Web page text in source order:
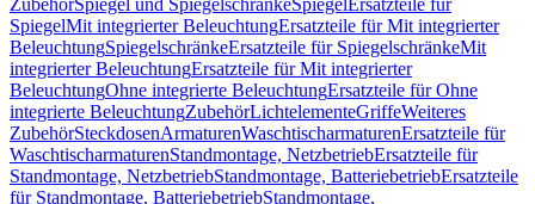
ZubehörSpiegel und SpiegelschränkeSpiegel Ersatzteile für
SpiegelMit integrierter BeleuchtungErsatzteile für Mit integrierter
BeleuchtungSpiegelschränkeErsatzteile für SpiegelschränkeMit
integrierter BeleuchtungErsatzteile für Mit integrierter
BeleuchtungOhne integrierte BeleuchtungErsatzteile für Ohne
integrierte BeleuchtungZubehörLichtelementeGriffeWeiteres
ZubehörSteckdosenArmaturenWaschtischarmaturenErsatzteile für
WaschtischarmaturenStandmontage, NetzbetriebErsatzteile für
Standmontage, NetzbetriebStandmontage, BatteriebetriebErsatzteile
für Standmontage, BatteriebetriebStandmontage,